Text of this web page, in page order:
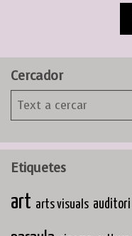
Cercador
Etiquetes
art arts visuals auditori